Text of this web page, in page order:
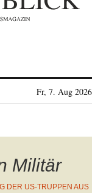
Fr, 7. Aug 2026
Militär
DER US-TRUPPEN AUS